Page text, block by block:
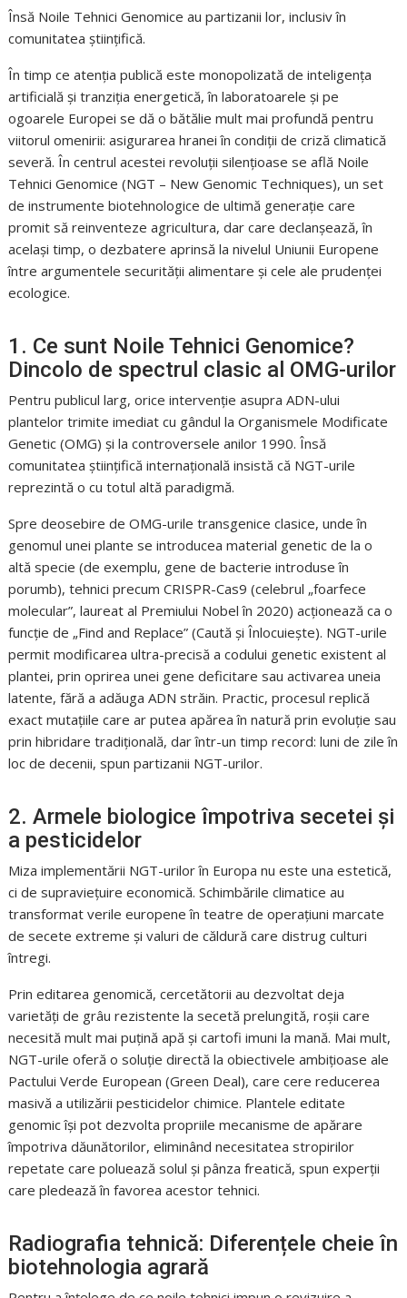
Însă Noile Tehnici Genomice au partizanii lor, inclusiv în
comunitatea științifică.
În timp ce atenția publică este monopolizată de inteligența
artificială și tranziția energetică, în laboratoarele și pe
ogoarele Europei se dă o bătălie mult mai profundă pentru
viitorul omenirii: asigurarea hranei în condiții de criză climatică
severă. În centrul acestei revoluții silențioase se află Noile
Tehnici Genomice (NGT – New Genomic Techniques), un set
de instrumente biotehnologice de ultimă generație care
promit să reinventeze agricultura, dar care declanșează, în
același timp, o dezbatere aprinsă la nivelul Uniunii Europene
între argumentele securității alimentare și cele ale prudenței
ecologice.
1. Ce sunt Noile Tehnici Genomice?
Dincolo de spectrul clasic al OMG-urilor
Pentru publicul larg, orice intervenție asupra ADN-ului
plantelor trimite imediat cu gândul la Organismele Modificate
Genetic (OMG) și la controversele anilor 1990. Însă
comunitatea științifică internațională insistă că NGT-urile
reprezintă o cu totul altă paradigmă.
Spre deosebire de OMG-urile transgenice clasice, unde în
genomul unei plante se introducea material genetic de la o
altă specie (de exemplu, gene de bacterie introduse în
porumb), tehnici precum CRISPR-Cas9 (celebrul „foarfece
molecular”, laureat al Premiului Nobel în 2020) acționează ca o
funcție de „Find and Replace” (Caută și Înlocuiește). NGT-urile
permit modificarea ultra-precisă a codului genetic existent al
plantei, prin oprirea unei gene deficitare sau activarea uneia
latente, fără a adăuga ADN străin. Practic, procesul replică
exact mutațiile care ar putea apărea în natură prin evoluție sau
prin hibridare tradițională, dar într-un timp record: luni de zile în
loc de decenii, spun partizanii NGT-urilor.
2. Armele biologice împotriva secetei și
a pesticidelor
Miza implementării NGT-urilor în Europa nu este una estetică,
ci de supraviețuire economică. Schimbările climatice au
transformat verile europene în teatre de operațiuni marcate
de secete extreme și valuri de căldură care distrug culturi
întregi.
Prin editarea genomică, cercetătorii au dezvoltat deja
varietăți de grâu rezistente la secetă prelungită, roșii care
necesită mult mai puțină apă și cartofi imuni la mană. Mai mult,
NGT-urile oferă o soluție directă la obiectivele ambițioase ale
Pactului Verde European (Green Deal), care cere reducerea
masivă a utilizării pesticidelor chimice. Plantele editate
genomic își pot dezvolta propriile mecanisme de apărare
împotriva dăunătorilor, eliminând necesitatea stropirilor
repetate care poluează solul și pânza freatică, spun experții
care pledează în favorea acestor tehnici.
Radiografia tehnică: Diferențele cheie în
biotehnologia agrară